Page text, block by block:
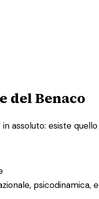
del Benaco
assoluto: esiste
psicodinamica,